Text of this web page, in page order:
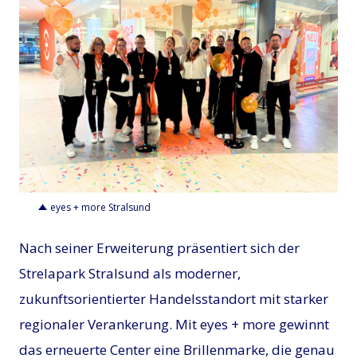
PNG
eyes + more Stralsund
Nach seiner Erweiterung präsentiert sich der
Strelapark Stralsund als moderner,
zukunftsorientierter Handelsstandort mit starker
regionaler Verankerung. Mit eyes + more gewinnt
das erneuerte Center eine Brillenmarke, die genau